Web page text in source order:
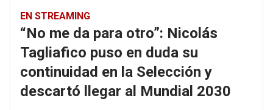
EN STREAMING
“No me da para otro”: Nicolás
Tagliafico puso en duda su
continuidad en la Selección y
descartó llegar al Mundial 2030